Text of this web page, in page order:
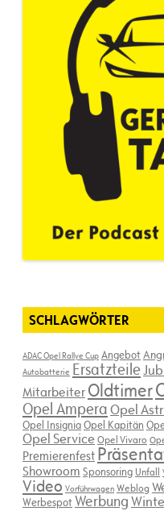
SCHLAGWÖRTER
ADAC Opel Rallye Cup Angebot
Autobatterie Ersatzteile
Mitarbeiter Oldtimer
Opel AmperaOpel
Opel InsigniaOpel Kapitän
Opel ServiceOpel Vivaro
Premierenfest
Showroom Sponsoring Unfall
Video Vorführwagen Weblog
WerbespotWerbung